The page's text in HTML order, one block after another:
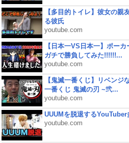
【多目的トイレ】彼女の親
る彼氏
youtube.com
【日本一VS日本一】ポー
ガチで勝負してみた!!!!!!...
youtube.com
【鬼滅一番くじ】リベンジ
一番くじ 鬼滅の刃 ~弐...
youtube.com
UUUMを脱退するYouTuber
youtube.com